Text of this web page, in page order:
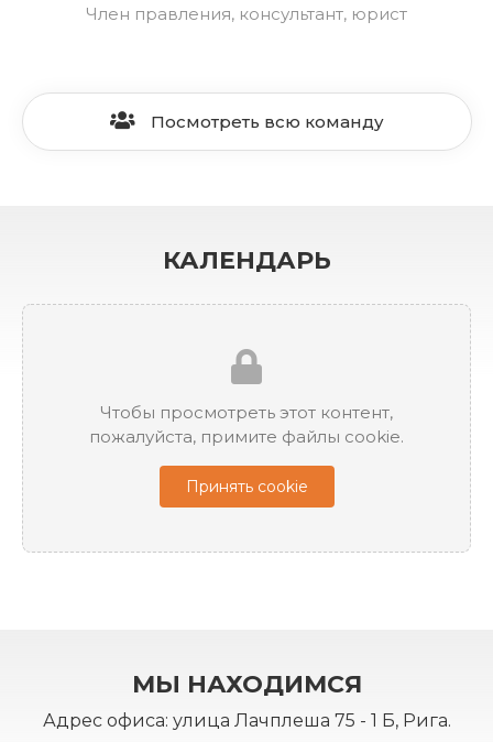
Член правления, консультант, юрист
Посмотреть всю команду
КАЛЕНДАРЬ
Чтобы просмотреть этот контент,
пожалуйста, примите файлы cookie.
Принять cookie
МЫ НАХОДИМСЯ
Адрес офиса: улица Лачплеша 75 - 1 Б, Рига.